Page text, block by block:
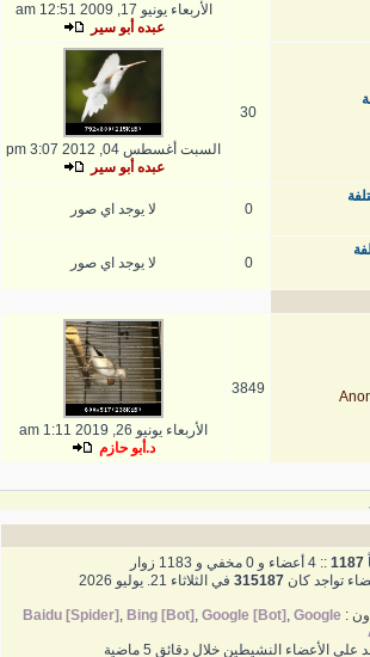
الأربعاء يونيو 17, 2009 12:51 am
عبده أبو سير
30
السبت أغسطس 04, 2012 3:07 pm
عبده أبو سير
0 لا يوجد اي صور
0 لا يوجد اي صور
3849
الأربعاء يونيو 26, 2019 1:11 am
د.أبو حازم
1187 :: 4 أعضاء و 0 مخفي و 1183 زوار
تواجد كان 315187 في الثلاثاء 21. يوليو 2026
:
Baidu [Spider] , Bing [Bot] , Google [Bot] , Google
على الأعضاء النشيطين خلال دقائق 5 ماضية